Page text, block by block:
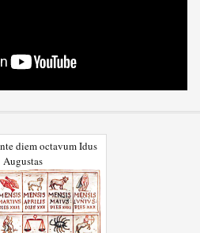
diem octavum Idus
Augustas